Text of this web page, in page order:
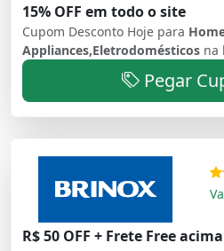
15% OFF em todo o site
Cupom Desconto Hoje para
Appliances,Eletrodomésticos na
Pegar
R$ 50 OFF + Frete Free